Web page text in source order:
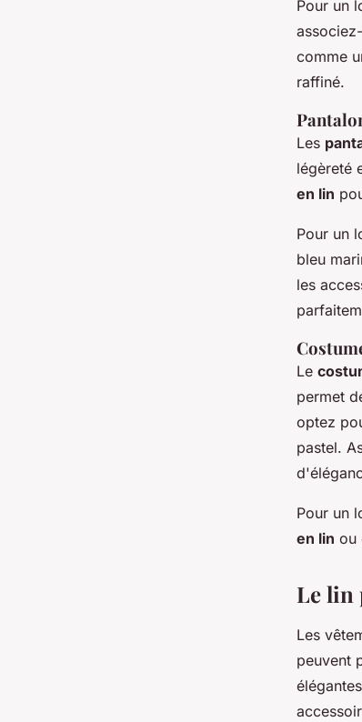
Pour un
comme
raffiné.
Les
légèreté
en lin
Pour un
bleu
les
Le
permet
optez
pastel.
Pour un
en lin ou
Le lin
Les
peuvent